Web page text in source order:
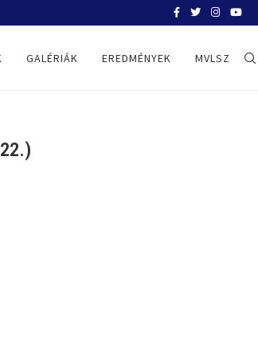
GALÉRIÁK EREDMÉNYEK MVLSZ